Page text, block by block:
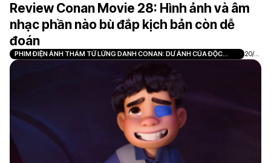
Review Conan Movie 28: Hình ảnh và âm
nhạc phần nào bù đắp kịch bản còn dễ
đoán
PHIM ĐIỆN ẢNH THÁM TỬ LỪNG DANH CONAN: DƯ ẢNH CỦA ĐỘC
NHÃN
20/0
7